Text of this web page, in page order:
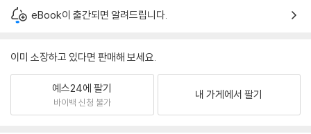
eBook이 출간되면 알려드립니다.
이미 소장하고 있다면 판매해 보세요.
예스24에 팔기
바이백 신청 불가
내 가게에서 팔기